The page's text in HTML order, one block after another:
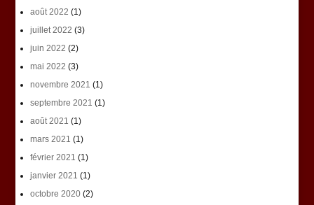
août 2022 (1)
juillet 2022 (3)
juin 2022 (2)
mai 2022 (3)
novembre 2021 (1)
septembre 2021 (1)
août 2021 (1)
mars 2021 (1)
février 2021 (1)
janvier 2021 (1)
octobre 2020(2)